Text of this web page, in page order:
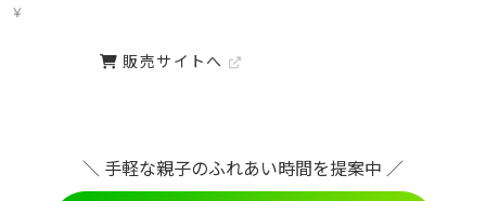
￥
販売サイトへ
＼ 手軽な親子のふれあい時間を提案中 ／